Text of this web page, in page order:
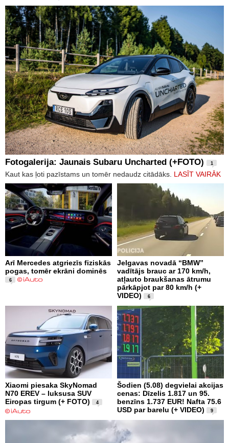
Fotogalerija: Jaunais Subaru Uncharted (+FOTO) 1
Kaut kas ļoti pazīstams un tomēr nedaudz citādāks. LASĪT VAIRĀK
Arī Mercedes atgriezīs fiziskās
pogas, tomēr ekrāni dominēs
6
Jelgavas novadā “BMW”
vadītājs brauc ar 170 km/h,
atļauto braukšanas ātrumu
pārkāpjot par 80 km/h (+
VIDEO)
6
Xiaomi piesaka SkyNomad
N70 EREV – luksusa SUV
Eiropas tirgum (+ FOTO)
4
Šodien (5.08) degvielai akcijas
cenas: Dīzelis 1.817 un 95.
benzīns 1.737 EUR! Nafta 75.6
USD par barelu (+ VIDEO)
9